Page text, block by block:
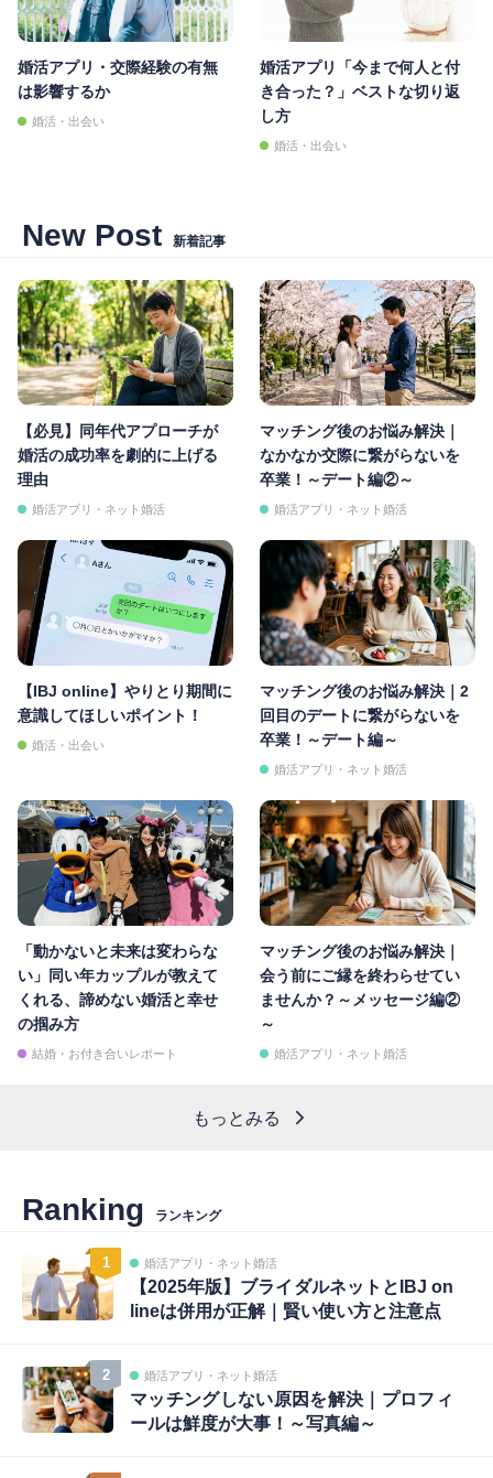
婚活アプリ・交際経験の有無
は影響するか
婚活・出会い
婚活アプリ「今まで何人と付
き合った？」ベストな切り返
し方
婚活・出会い
New Post 新着記事
【必見】同年代アプローチが
婚活の成功率を劇的に上げる
理由
婚活アプリ・ネット婚活
マッチング後のお悩み解決｜
なかなか交際に繋がらないを
卒業！～デート編②～
婚活アプリ・ネット婚活
【IBJ online】やりとり期間に
意識してほしいポイント！
婚活・出会い
マッチング後のお悩み解決｜2
回目のデートに繋がらないを
卒業！～デート編～
婚活アプリ・ネット婚活
「動かないと未来は変わらな
い」同い年カップルが教えて
くれる、諦めない婚活と幸せ
の掴み方
結婚・お付き合いレポート
マッチング後のお悩み解決｜
会う前にご縁を終わらせてい
ませんか？～メッセージ編②
～
婚活アプリ・ネット婚活
もっとみる
Ranking ランキング
1 婚活アプリ・ネット婚活
【2025年版】ブライダルネットとIBJ on
lineは併用が正解｜賢い使い方と注意点
2 婚活アプリ・ネット婚活
マッチングしない原因を解決｜プロフィ
ールは鮮度が大事！～写真編～